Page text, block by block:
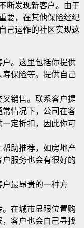
断发现新客户。由于
要，在其他保险经纪
己运作的社区实现这
。这里包括你提供
保险等。提供自己
销售。联系客户提
情况下，公司在客
定折扣，因此你可
助推荐，如房地产
服务也会有很好的
最昂贵的一种方
在城市显眼位置购
客户也会自己寻找